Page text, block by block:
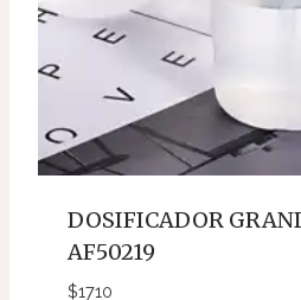
DOSIFICADOR
AF50219
$1710